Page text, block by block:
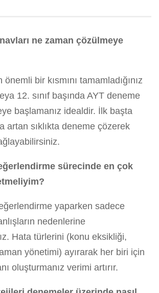
ne zaman çözülmeye
bir kısmını tamamladığınız
12. sınıf başında AYT deneme
başlamanız idealdir. İlk başta
artan sıklıkta deneme çözerek
sürecinde en çok
yaparken sadece
nedenlerine
Hata türlerini (konu eksikliği,
yönetimi) ayırarak her biri için
oluşturmanız verimi artırır.